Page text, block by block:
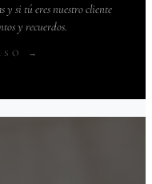
y si tú eres nuestro cliente
y recuerdos.
→